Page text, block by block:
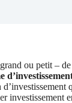
ou petit –
investissement